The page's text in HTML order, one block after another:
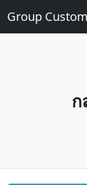
Group
ก